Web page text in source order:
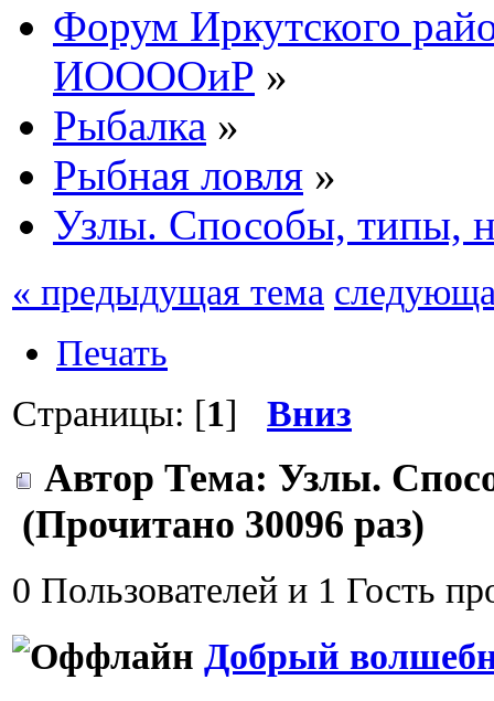
Форум Иркутского
ИООООиР »
Рыбалка »
Рыбная ловля »
Узлы. Способы, типы,
« предыдущая тема
Печать
Страницы: [1] Вниз
Автор Тема: Узлы.
(Прочитано 30096 раз)
0 Пользователей и 1 Гость
Добрый